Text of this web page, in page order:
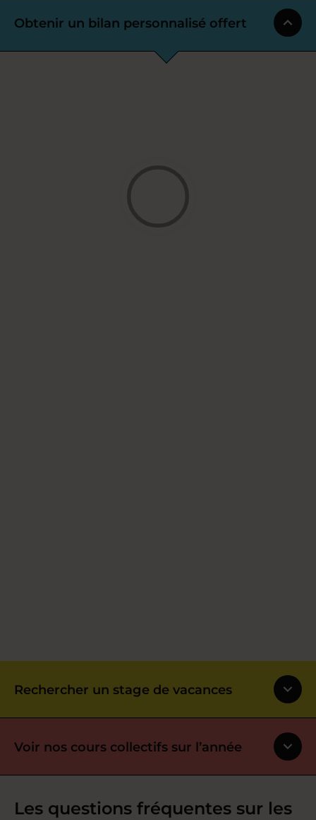
Obtenir un bilan personnalisé offert
Rechercher un stage de vacances
Voir nos cours collectifs sur l’année
Les questions fréquentes sur les